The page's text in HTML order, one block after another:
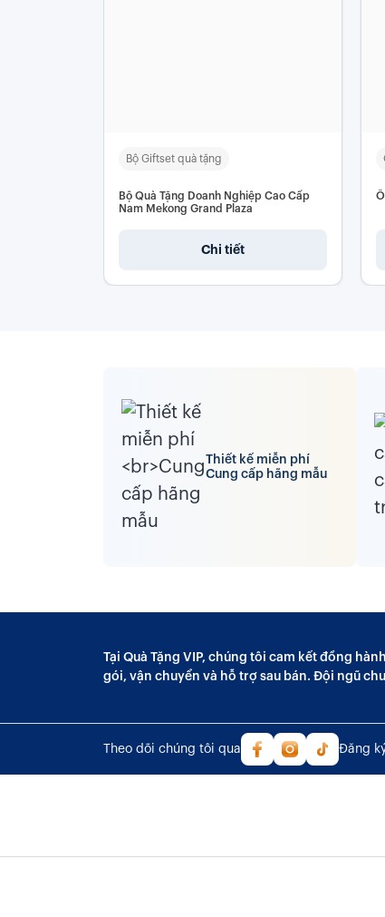
Bộ Giftset quà tặng
Bộ Quà Tặng Doanh Nghiệp Cao Cấp
Nam Mekong Grand Plaza
Chi tiết
Thiết kế miễn phí
Cung cấp hãng mẫu
Tại Quà Tặng VIP, chúng tôi cam kết đồng
gói, vận chuyển và hỗ trợ sau bán. Đội ngũ
Theo dõi chúng tôi qua Đăng